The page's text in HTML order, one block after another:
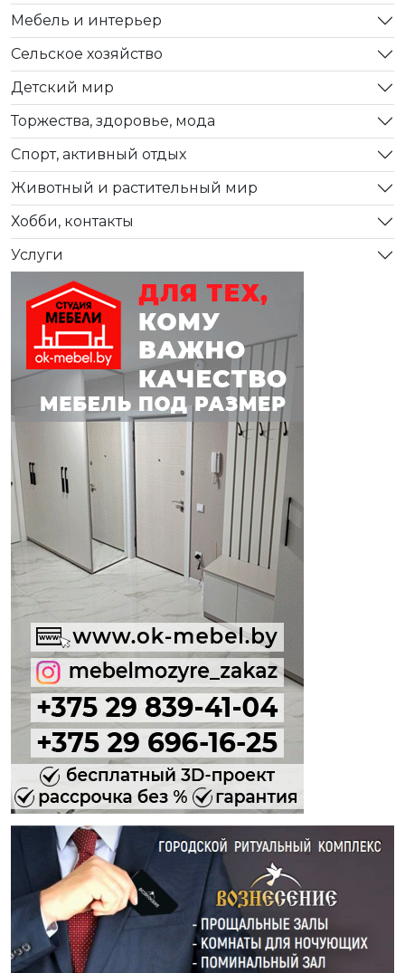
Мебель и интерьер
Сельское хозяйство
Детский мир
Торжества, здоровье, мода
Спорт, активный отдых
Животный и растительный мир
Хобби, контакты
Услуги